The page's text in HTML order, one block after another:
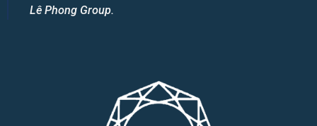
Lê Phong Group.